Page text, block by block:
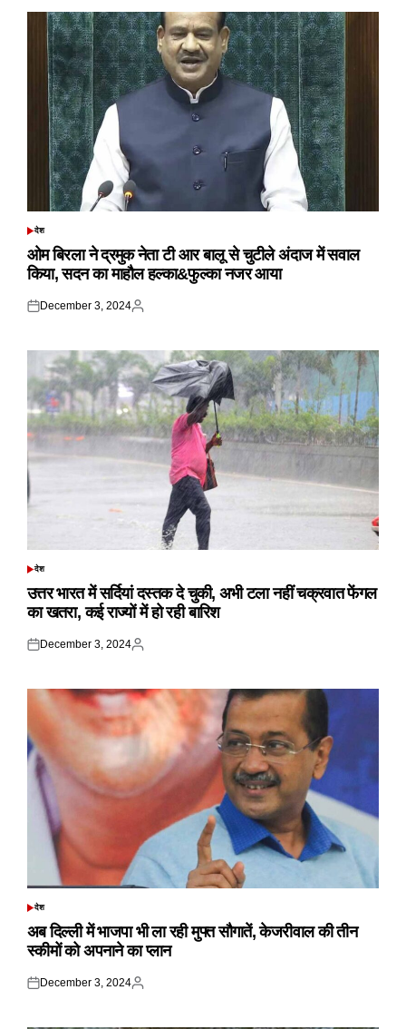
POSTED
देश
ओम बिरला ने द्रमुक नेता टी आर बालू से चुटीले अंदाज में सवाल
किया, सदन का माहौल हल्का&फुल्का नजर आया
Posted
December 3, 2024
Posted
POSTED
देश
उत्तर भारत में सर्दियां दस्तक दे चुकी, अभी टला नहीं चक्रवात फेंगल
का खतरा, कई राज्यों में हो रही बारिश
Posted
December 3, 2024
Posted
POSTED
देश
अब दिल्ली में भाजपा भी ला रही मुफ्त सौगातें, केजरीवाल की तीन
स्कीमों को अपनाने का प्लान
Posted
December 3, 2024
Posted